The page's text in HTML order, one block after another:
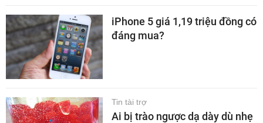
iPhone 5 giá 1,19 triệu đồng có
đáng mua?
Tin tài trợ
Ai bị trào ngược dạ dày dù nhẹ